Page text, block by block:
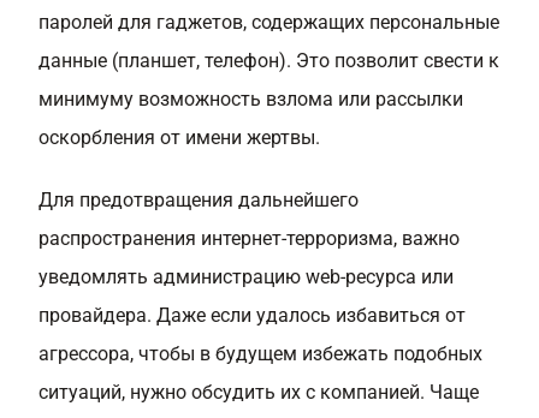
паролей для гаджетов, содержащих персональные
данные (планшет, телефон). Это позволит свести к
минимуму возможность взлома или рассылки
оскорбления от имени жертвы.
Для предотвращения дальнейшего
распространения интернет-терроризма, важно
уведомлять администрацию web-ресурса или
провайдера. Даже если удалось избавиться от
агрессора, чтобы в будущем избежать подобных
ситуаций, нужно обсудить их с компанией. Чаще